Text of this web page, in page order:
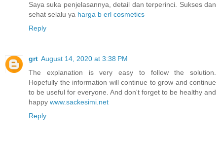
Saya suka penjelasannya, detail dan terperinci. Sukses dan
sehat selalu ya harga b erl cosmetics
Reply
grt August 14, 2020 at 3:38 PM
The explanation is very easy to follow the solution.
Hopefully the information will continue to grow and continue
to be useful for everyone. And don't forget to be healthy and
happy www.sackesimi.net
Reply